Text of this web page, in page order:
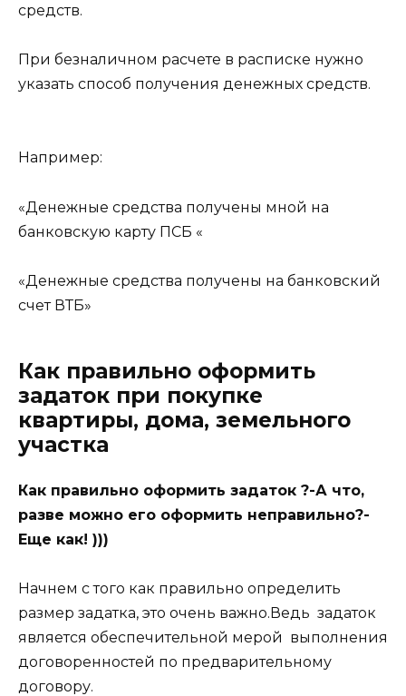
средств.
При безналичном расчете в расписке нужно
указать способ получения денежных средств.
Например:
«Денежные средства получены мной на
банковскую карту ПСБ «
«Денежные средства получены на банковский
счет ВТБ»
Как правильно оформить
задаток при покупке
квартиры, дома, земельного
участка
Как правильно оформить задаток ?-А что,
разве можно его оформить неправильно?-
Еще как! )))
Начнем с того как правильно определить
размер задатка, это очень важно.Ведь задаток
является обеспечительной мерой выполнения
договоренностей по предварительному
договору.